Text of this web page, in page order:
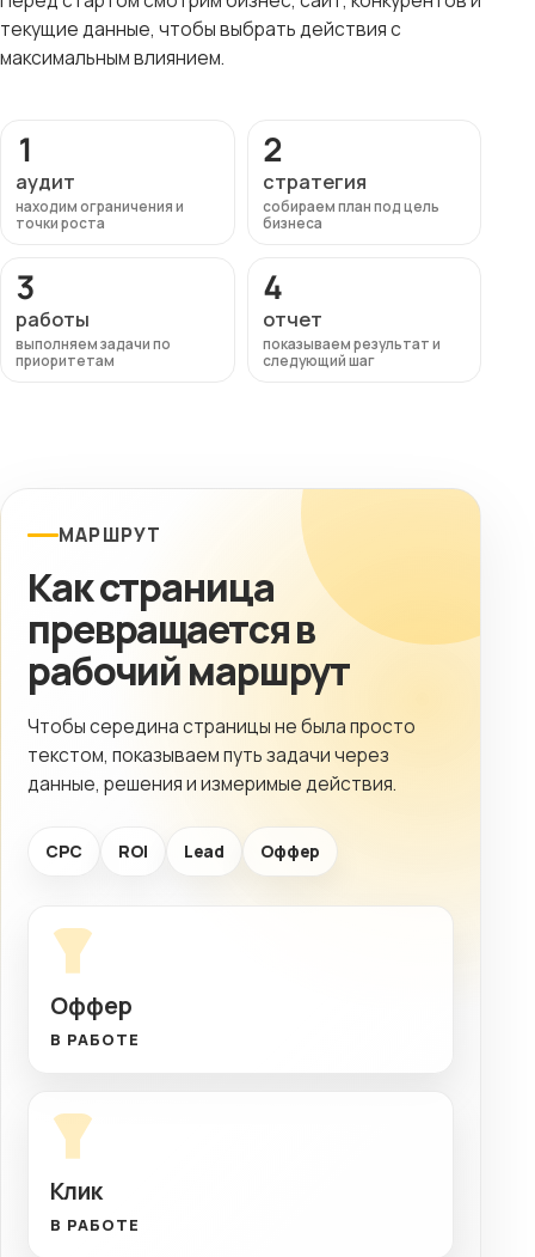
текущие данные, чтобы выбрать действия с
максимальным влиянием.
1
аудит
находим ограничения и
точки роста
2
стратегия
собираем план под цель
бизнеса
3
работы
выполняем задачи по
приоритетам
4
отчет
показываем результат и
следующий шаг
МАРШРУТ
Как страница
превращается в
рабочий маршрут
Чтобы середина страницы не была просто
текстом, показываем путь задачи через
данные, решения и измеримые действия.
CPC ROI Lead Оффер
Оффер
В РАБОТЕ
Клик
В РАБОТЕ